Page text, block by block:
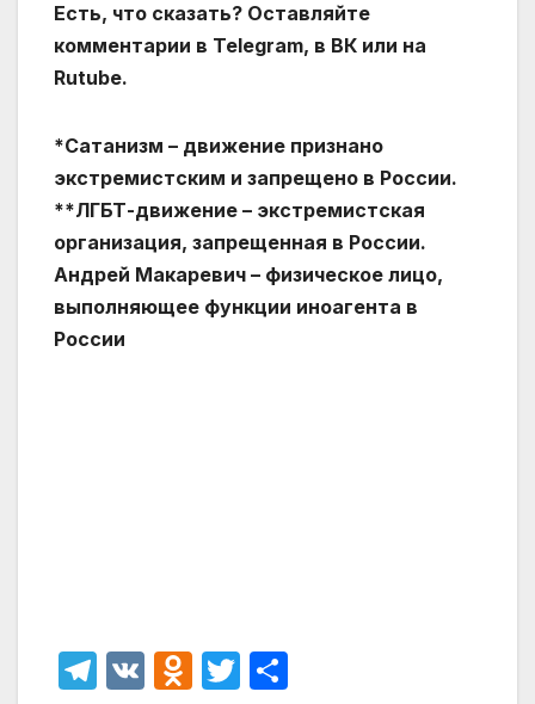
Есть, что сказать? Оставляйте
комментарии в Telegram, в ВК или на
Rutube.
*Сатанизм – движение признано
экстремистским и запрещено в России.
**ЛГБТ-движение – экстремистская
организация, запрещенная в России.
Андрей Макаревич – физическое лицо,
выполняющее функции иноагента в
России
T
V
O T